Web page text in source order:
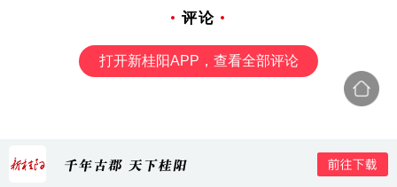
评论
打开新桂阳APP，查看全部评论